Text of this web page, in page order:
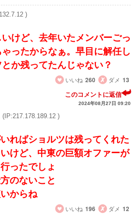
)
けど、去年いたメンバーごっ
ったからなぁ。早目に解任し
か残ってたんじゃない？
いいね 260 ダメ 13
このコメントに返信
2024年08月27日 09:20
(IP:217.178.189.12 )
ればショルツは残ってくれた
けど、中東の巨額オファーが
ったでしょ
のないこと
からね
いいね 196 ダメ 12